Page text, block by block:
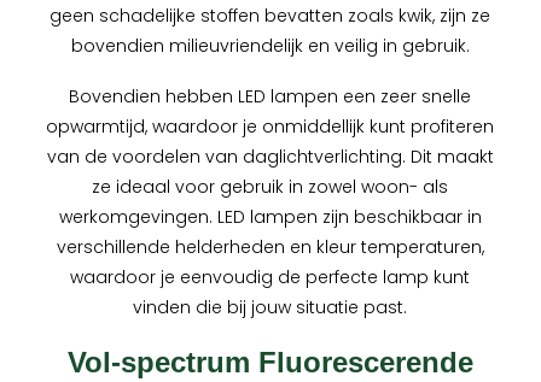
geen schadelijke stoffen bevatten zoals kwik, zijn ze
bovendien milieuvriendelijk en veilig in gebruik.
Bovendien hebben LED lampen een zeer snelle
opwarmtijd, waardoor je onmiddellijk kunt profiteren
van de voordelen van daglichtverlichting. Dit maakt
ze ideaal voor gebruik in zowel woon- als
werkomgevingen. LED lampen zijn beschikbaar in
verschillende helderheden en kleur temperaturen,
waardoor je eenvoudig de perfecte lamp kunt
vinden die bij jouw situatie past.
Vol-spectrum Fluorescerende